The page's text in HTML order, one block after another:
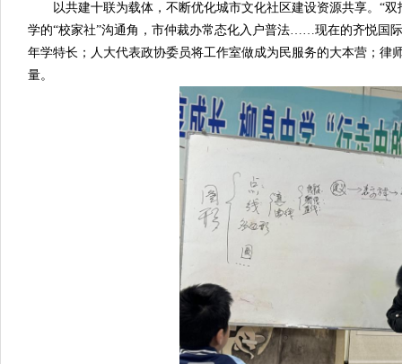
以共建十联为载体，不断优化城市文化社区建设资源共享。“
学的“校家社”沟通角，市仲裁办常态化入户普法……现在的齐悦国
年学特长；人大代表政协委员将工作室做成为民服务的大本营；
量。